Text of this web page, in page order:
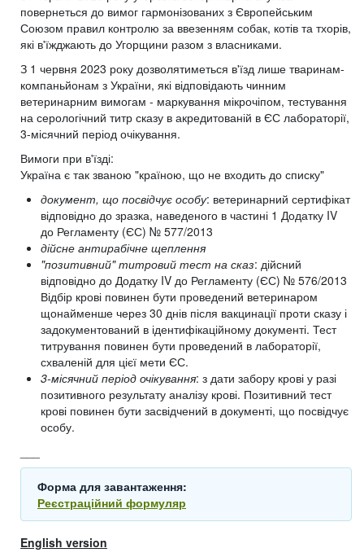
повернеться до вимог гармонізованих з Європейським
Союзом правил контролю за ввезенням собак, котів та тхорів,
які в'їжджають до Угорщини разом з власниками.
З 1 червня 2023 року дозволятиметься в'їзд лише тваринам-
компаньйонам з України, які відповідають чинним
ветеринарним вимогам - маркування мікрочіпом, тестування
на серологічний титр сказу в акредитованій в ЄС лабораторії,
3-місячний період очікування.
Вимоги при в'їзді:
Україна є так званою "країною, що не входить до списку"
документ, що посвідчує особу: ветеринарний сертифікат
відповідно до зразка, наведеного в частині 1 Додатку IV
до Регламенту (ЄС) № 577/2013
дійсне антирабічне щеплення
"позитивний" титровий тест на сказ: дійсний
відповідно до Додатку IV до Регламенту (ЄС) № 576/2013
Відбір крові повинен бути проведений ветеринаром
щонайменше через 30 днів після вакцинації проти сказу і
задокументований в ідентифікаційному документі. Тест
титрування повинен бути проведений в лабораторії,
схваленій для цієї мети ЄС.
3-місячний період очікування: з дати забору крові у разі
позитивного результату аналізу крові. Позитивний тест
крові повинен бути засвідчений в документі, що посвідчує
особу.
Форма для завантаження:
Реєстраційний формуляр
English version